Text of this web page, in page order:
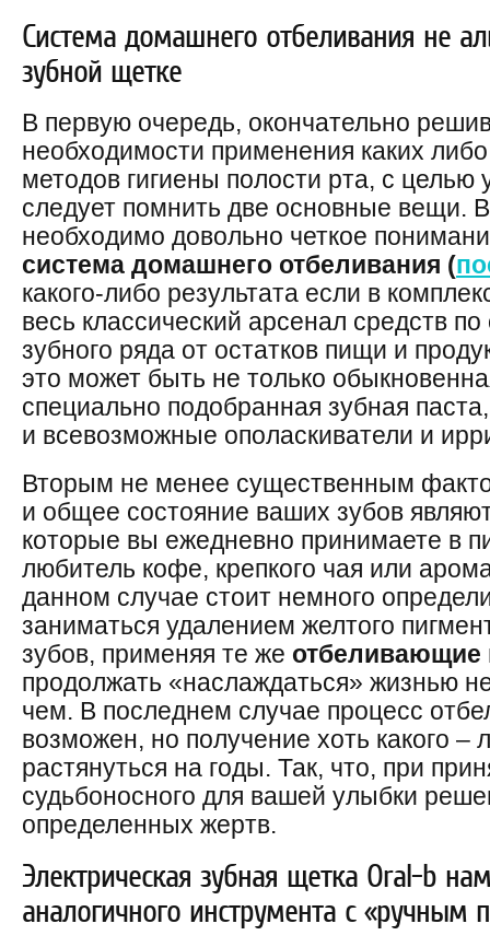
Система домашнего отбеливания не
зубной щетке
В первую очередь, окончательно
необходимости применения каких
методов гигиены полости рта, с целью
следует помнить две основные вещи.
необходимо довольно четкое
система домашнего отбеливания (
какого-либо результата если в
весь классический арсенал средств
зубного ряда от остатков пищи и
это может быть не только
специально подобранная зубная
и всевозможные ополаскиватели и
Вторым не менее существенным
и общее состояние ваших зубов
которые вы ежедневно принимаете в
любитель кофе, крепкого чая или
данном случае стоит немного
заниматься удалением желтого
зубов, применяя те же отбеливающие
продолжать «наслаждаться» жизнью
чем. В последнем случае процесс
возможен, но получение хоть какого –
растянуться на годы. Так, что, при
судьбоносного для вашей улыбки
определенных жертв.
Электрическая зубная щетка Оral-b
аналогичного инструмента с «ручным